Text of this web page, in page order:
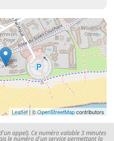
Leaflet| ©OpenStreetMapcontributors
appel). Ce numéro valable 3 minutes
le numéro d'un service permettant la